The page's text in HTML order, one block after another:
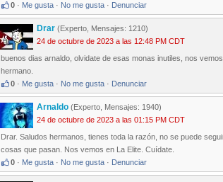
0 · Me gusta · No me gusta · Denunciar
Drar (Experto, Mensajes: 1210)
24 de octubre de 2023 a las 12:48 PM CDT
buenos dias arnaldo, olvidate de esas monas inutiles, nos
hermano.
0 · Me gusta · No me gusta · Denunciar
Arnaldo (Experto, Mensajes: 1940)
24 de octubre de 2023 a las 01:15 PM CDT
Drar. Saludos hermanos, tienes toda la razón, no se puede
cosas que pasan. Nos vemos en La Elite. Cuídate.
0 · Me gusta · No me gusta · Denunciar